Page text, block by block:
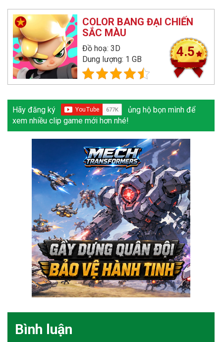
COLOR BANG ĐẠI CHIẾN
SẮC MÀU
Đồ hoạ: 3D
Dung lượng: 1 GB
4.5
Hãy đăng ký
ủng hộ bọn mình để
xem nhiều clip game mới hơn nhé!
Bình luận